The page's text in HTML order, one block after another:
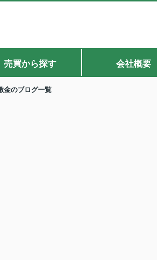
売買から探す 会社概要
金のブログ一覧